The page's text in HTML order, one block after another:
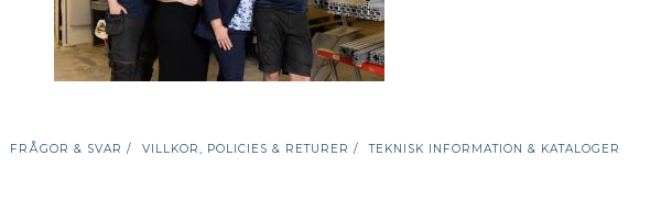
FRÅGOR & SVAR / VILLKOR, POLICIES & RETURER / TEKNISK INFORMATION & KATALOGER